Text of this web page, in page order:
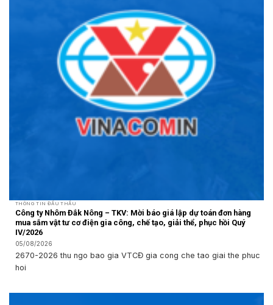
THÔNG TIN ĐẤU THẦU
Công ty Nhôm Đắk Nông – TKV: Mời báo giá lập dự toán đơn hàng
mua sắm vật tư cơ điện gia công, chế tạo, giải thể, phục hồi Quý
IV/2026
05/08/2026
2670-2026 thu ngo bao gia VTCĐ gia cong che tao giai the phuc
hoi